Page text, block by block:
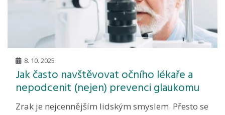
8. 10. 2025
Jak často navštěvovat očního lékaře a
nepodcenit (nejen) prevenci glaukomu
Zrak je nejcennějším lidským smyslem. Přesto se